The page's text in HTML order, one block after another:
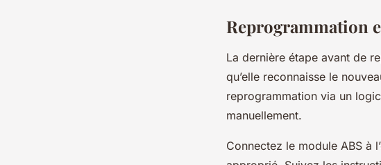
Reprogrammation
La dernière étape avant de
qu’elle reconnaisse le
reprogrammation via un
manuellement.
Connectez le module ABS à